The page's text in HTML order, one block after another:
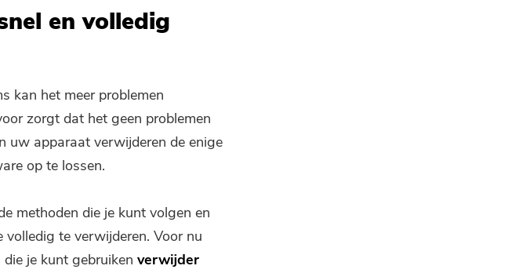
en volledig
kan het meer problemen
zorgt dat het geen problemen
uw apparaat verwijderen de enige
op te lossen.
methoden die je kunt volgen en
te verwijderen. Voor nu
je kunt gebruiken verwijder